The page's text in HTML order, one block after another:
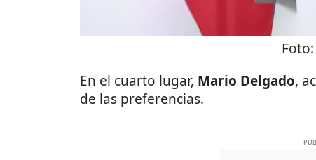
Foto:
En el cuarto lugar, Mario Delgado,
de las preferencias.